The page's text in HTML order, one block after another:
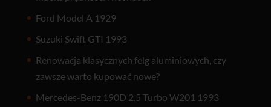
Ford Model A 1929
Suzuki Swift GTI 1993
Renowacja klasycznych felg aluminiowych, czy
zawsze warto kupować nowe?
Mercedes-Benz 190D 2.5 Turbo W201 1993